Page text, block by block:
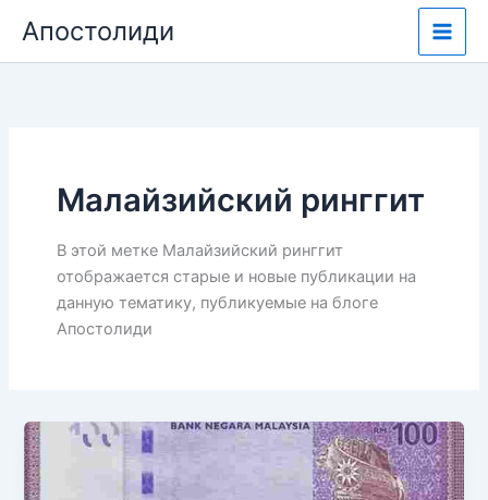
содержимому
Апостолиди
Малайзийский ринггит
В этой метке Малайзийский ринггит
отображается старые и новые публикации на
данную тематику, публикуемые на блоге
Апостолиди